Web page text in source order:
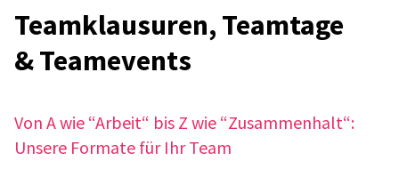
Team­klau­su­ren, Team­tage
& Team­e­vents
Von A wie “Arbeit“ bis Z wie “Zusam­men­halt“:
Unsere Formate für Ihr Team